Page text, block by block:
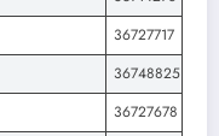
36727717
36748825
36727678